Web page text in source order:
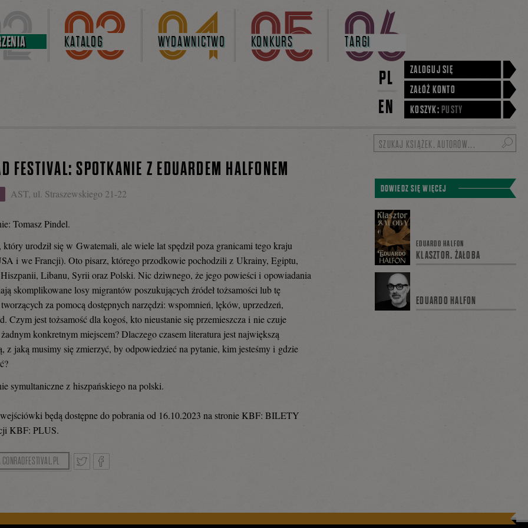
KATALOG WYDAWNICTWO KONKURS TARGI
PL
EN
ZALOGUJ SIĘ
ZAŁÓŻ KONTO
KOSZYK: PUSTY
FESTIVAL: SPOTKANIE Z EDUARDEM HALFONEM
AST, ul. Straszewskiego 21-22
Tomasz Pindel.
który urodził się w Gwatemali, ale wiele lat spędził poza granicami tego kraju
i we Francji). Oto pisarz, którego przodkowie pochodzili z Ukrainy, Egiptu,
Libanu, Syrii oraz Polski. Nic dziwnego, że jego powieści i opowiadania
skomplikowane losy migrantów poszukujących źródeł tożsamości lub tę
za pomocą dostępnych narzędzi: wspomnień, lęków, uprzedzeń,
Czym jest tożsamość dla kogoś, kto nieustanie się przemieszcza i nie czuje
konkretnym miejscem? Dlaczego czasem literatura jest największą
z jaką musimy się zmierzyć, by odpowiedzieć na pytanie, kim jesteśmy i gdzie
symultaniczne z hiszpańskiego na polski.
wejściówki będą dostępne do pobrania od 16.10.2023 na stronie KBF: BILETY
KBF: PLUS.
DOWIEDZ SIĘ WIĘCEJ
EDUARDO HALFON
KLASZTOR. ŻAŁOBA
EDUARDO HALFON